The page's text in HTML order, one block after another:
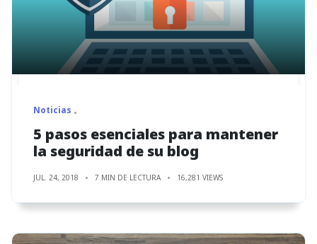
Noticias
5 pasos esenciales para mantener
la seguridad de su blog
JUL. 24, 2018 7 MIN DE LECTURA 16,281 VIEWS